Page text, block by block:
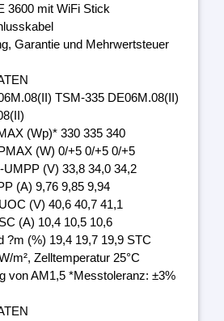
3600 mit WiFi Stick
Garantie und Mehrwertsteuer
TSM-335 DE06M.08(II)
(Wp)* 330 335 340
(W) 0/+5 0/+5 0/+5
(V) 33,8 34,0 34,2
(A) 9,76 9,85 9,94
(V) 40,6 40,7 41,1
(A) 10,4 10,5 10,6
?m (%) 19,4 19,7 19,9 STC
m², Zelltemperatur 25°C
von AM1,5 *Messtoleranz: ±3%